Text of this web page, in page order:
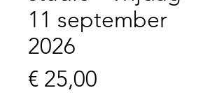
11 september
2026
€ 25,00